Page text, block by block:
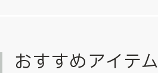
おすすめアイテム